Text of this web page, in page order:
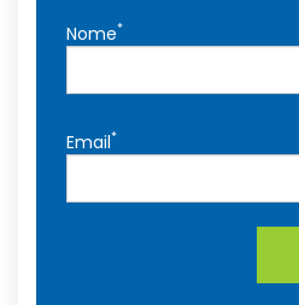
Nome*
Email*